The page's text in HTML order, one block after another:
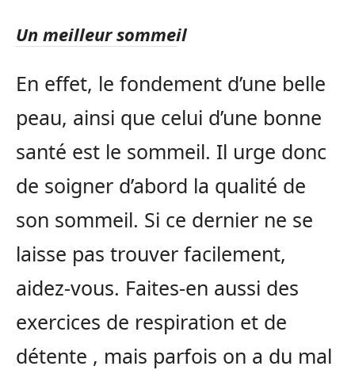
Un meilleur sommeil
En effet, le fondement d’une belle
peau, ainsi que celui d’une bonne
santé est le sommeil. Il urge donc
de soigner d’abord la qualité de
son sommeil. Si ce dernier ne se
laisse pas trouver facilement,
aidez-vous. Faites-en aussi des
exercices de respiration et de
détente , mais parfois on a du mal